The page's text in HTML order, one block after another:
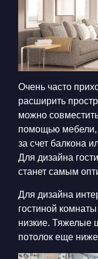
Очень часто
расширить
можно
помощью мебели,
за счет балкона
Для дизайна
станет самым
Для дизайна
гостиной
низкие. Тяжелые
потолок еще